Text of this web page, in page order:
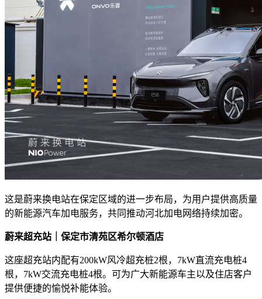
这是蔚来换电站在保定区域的进一步布局，为用户提供高质量
的新能源汽车加电服务，共同推动河北加电网络持续加密。
蔚来超充站｜保定市清苑区希尔顿酒店
这座超充站内配有200kW风冷超充桩2根，7kW直流充电桩4
根，7kW交流充电桩4根。可为广大新能源车主以及住店客户
提供便捷的愉悦补能体验。